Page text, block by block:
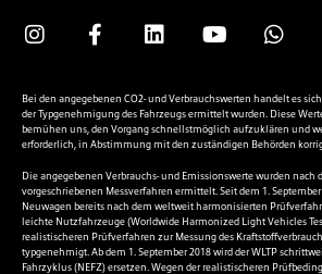
Bei den angegebenen CO2- und Verbrauchswerten handelt es
der Typgenehmigung des Fahrzeugs ermittelt wurden. Diese
bemühen uns, den Vorgang schnellstmöglich aufzuklären und
erforderlich, in Abstimmung mit den zuständigen Behörden
Die angegebenen Verbrauchs- und Emissionswerte wurden nach
vorgeschriebenen Messverfahren ermittelt. Seit dem 1.
Neuwagen bereits nach dem weltweit harmonisierten
leichte Nutzfahrzeuge (Worldwide Harmonized Light Vehicles
realistischeren Prüfverfahren zur Messung des
typgenehmigt. Ab dem 1. September 2018 wird der WLTP
Fahrzyklus (NEFZ) ersetzen. Wegen der realistischeren